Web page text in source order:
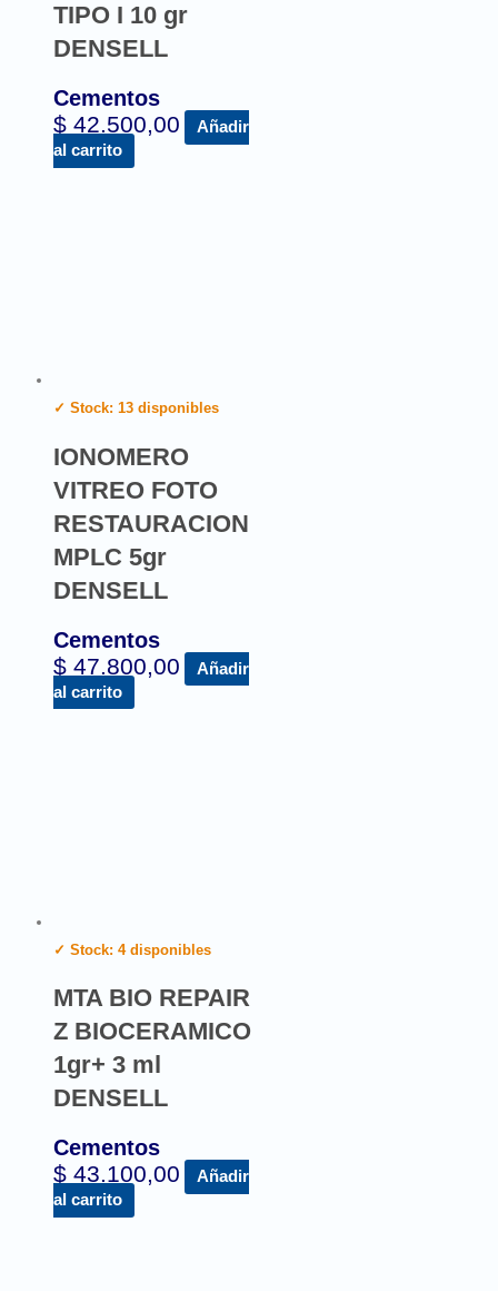
TIPO I 10 gr
DENSELL
Cementos
$ 42.500,00
Añadir
al carrito
✓ Stock: 13 disponibles
IONOMERO
VITREO FOTO
RESTAURACION
MPLC 5gr
DENSELL
Cementos
$ 47.800,00
Añadir
al carrito
✓ Stock: 4 disponibles
MTA BIO REPAIR
Z BIOCERAMICO
1gr+ 3 ml
DENSELL
Cementos
$ 43.100,00
Añadir
al carrito